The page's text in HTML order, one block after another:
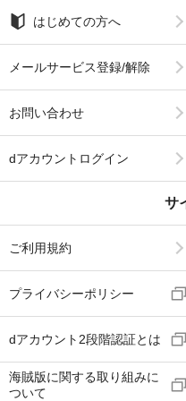
はじめての方へ
メールサービス登録/解除
お問い合わせ
dアカウントログイン
サ
ご利用規約
プライバシーポリシー
dアカウント2段階認証とは
海賊版に関する取り組みに
ついて